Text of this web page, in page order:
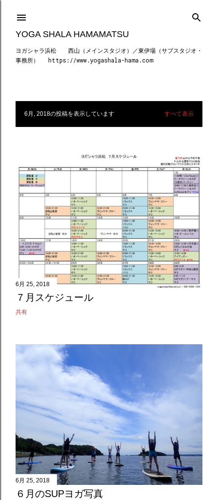
スキップしてメイン コンテンツに移動
YOGA SHALA HAMAMATSU
ヨガシャラ浜松 西山（メインスタジオ）／東伊場（サブスタジオ・
事務所） https://www.yogashala-hama.com
投
6月, 2018の投稿を表示しています すべて表示
6月 25, 2018
７月スケジュール
共有
6月 25, 2018
６月のSUPヨガ写真